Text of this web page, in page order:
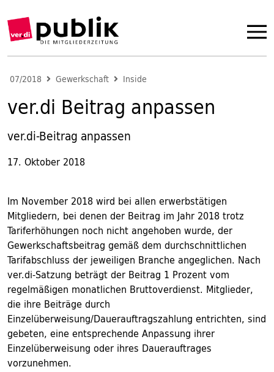
07/2018 Gewerkschaft Inside
ver.di Beitrag anpassen
ver.di-Beitrag anpassen
17. Oktober 2018
Im November 2018 wird bei allen erwerbstätigen
Mitgliedern, bei denen der Beitrag im Jahr 2018 trotz
Tariferhöhungen noch nicht angehoben wurde, der
Gewerkschaftsbeitrag gemäß dem durchschnittlichen
Tarifabschluss der jeweiligen Branche angeglichen. Nach
ver.di-Satzung beträgt der Beitrag 1 Prozent vom
regelmäßigen monatlichen Bruttoverdienst. Mitglieder,
die ihre Beiträge durch
Einzelüberweisung/Dauerauftragszahlung entrichten, sind
gebeten, eine entsprechende Anpassung ihrer
Einzelüberweisung oder ihres Dauerauftrages
vorzunehmen.